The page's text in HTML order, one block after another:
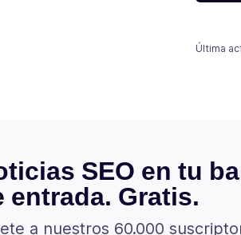
Última
SEO en tu
entrada. Gratis.
a nuestros 60.000